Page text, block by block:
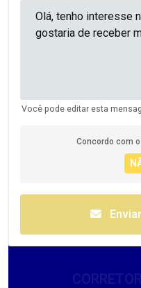
Você pode editar esta
Concordo com